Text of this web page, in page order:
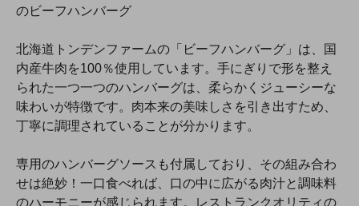
のビーフハンバーグ
北海道トンデンファームの「ビーフハンバーグ」は、国
内産牛肉を100％使用しています。手にぎりで形を整え
られた一つ一つのハンバーグは、柔らかくジューシーな
味わいが特徴です。肉本来の美味しさを引き出すため、
丁寧に調理されていることが分かります。
専用のハンバーグソースも付属しており、その組み合わ
せは絶妙！一口食べれば、口の中に広がる肉汁と調味料
のハーモニーが感じられます。レストランクオリティの